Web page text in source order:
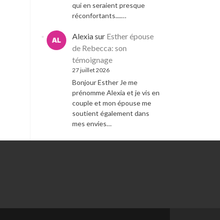
qui en seraient presque
réconfortants....…
Alexiasur Esther épouse
de Rebecca: son
témoignage
27 juillet 2026
Bonjour Esther Je me
prénomme Alexia et je vis en
couple et mon épouse me
soutient également dans
mes envies…